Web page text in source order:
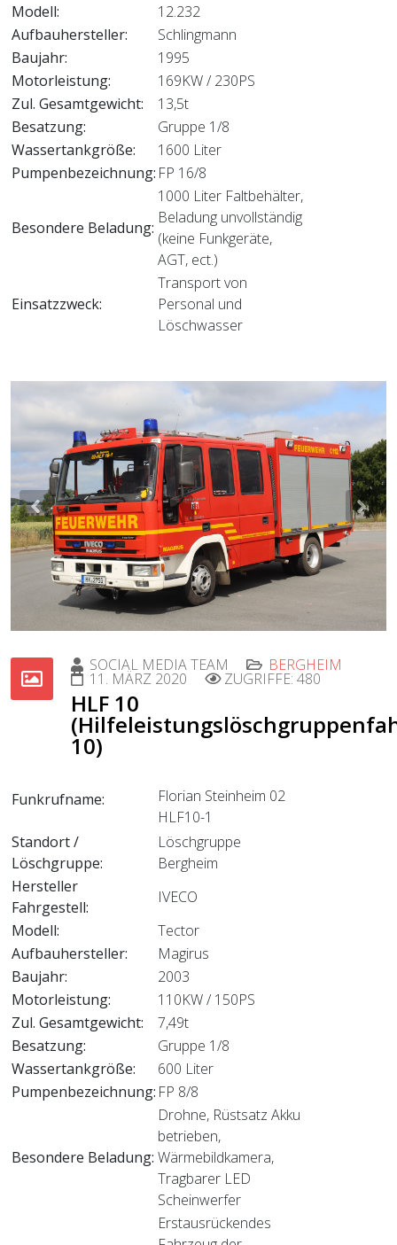
Modell:
12.232
Aufbauhersteller:
Schlingmann
Baujahr:
1995
Motorleistung:
169KW / 230PS
Zul. Gesamtgewicht:
13,5t
Besatzung:
Gruppe 1/8
Wassertankgröße:
1600 Liter
Pumpenbezeichnung: FP 16/8
Besondere Beladung:
1000 Liter Faltbehälter,
Beladung unvollständig
(keine Funkgeräte,
AGT, ect.)
Einsatzzweck:
Transport von
Personal und
Löschwasser
Previous
SOCIAL MEDIA TEAM BERGHEIM
11. MÄRZ 2020 ZUGRIFFE: 480
HLF 10
10)
Funkrufname:
Florian Steinheim 02
HLF10-1
Standort /
Löschgruppe:
Löschgruppe
Bergheim
Hersteller
Fahrgestell:
IVECO
Modell:
Tector
Aufbauhersteller:
Magirus
Baujahr:
2003
Motorleistung:
110KW / 150PS
Zul. Gesamtgewicht:
7,49t
Besatzung:
Gruppe 1/8
Wassertankgröße:
600 Liter
Pumpenbezeichnung: FP 8/8
Besondere Beladung:
Drohne, Rüstsatz Akku
betrieben,
Wärmebildkamera,
Tragbarer LED
Scheinwerfer
Erstausrückendes